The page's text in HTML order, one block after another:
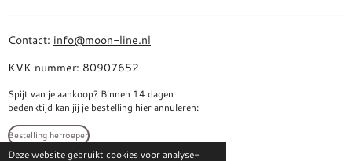
Deze website gebruikt cookies voor analyse-
Contact: info@moon-line.nl
KVK nummer: 80907652
Spijt van je aankoop? Binnen 14 dagen
bedenktijd kan jij je bestelling hier annuleren:
Bestelling herroepen